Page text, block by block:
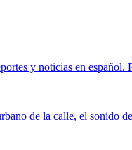
y noticias en
de la calle, el sonido